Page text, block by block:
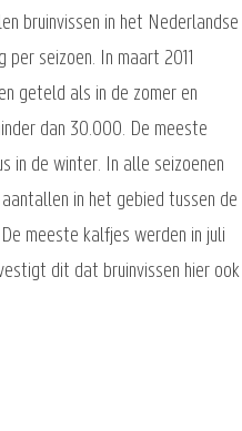
bruinvissen in het Nederlandse
seizoen. In maart 2011
geteld als in de zomer en
dan 30.000. De meeste
in de winter. In alle seizoenen
in het gebied tussen de
meeste kalfjes werden in juli
dit dat bruinvissen hier ook